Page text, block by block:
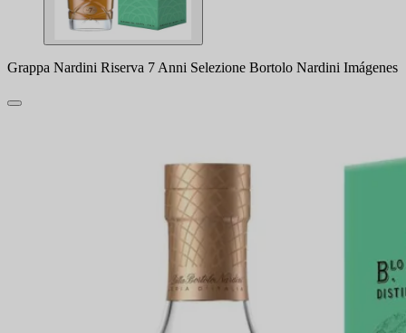
Grappa Nardini Riserva 7 Anni Selezione Bortolo Nardini Imágenes